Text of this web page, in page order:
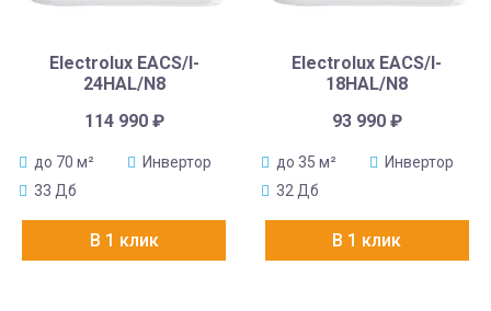
Electrolux EACS/I-
24HAL/N8
114 990 ₽
до 70 м²
Инвертор
33 Дб
В 1 клик
Electrolux EACS/I-
18HAL/N8
93 990 ₽
до 35 м²
Инвертор
32 Дб
В 1 клик